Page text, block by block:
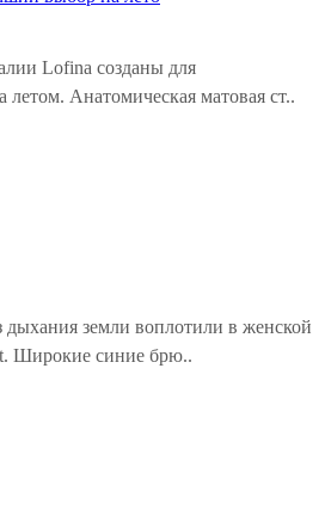
Lofina созданы для
летом. Анатомическая матовая ст..
дыхания земли воплотили в женской
Широкие синие брю..